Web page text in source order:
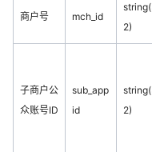
商户号 mch_id
2)
子商户公
众账号ID
sub_app
id
2)